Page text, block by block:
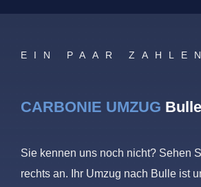
EIN PAAR
CARBONIE UMZUG Bulle
Sie kennen uns noch nicht? Sehen
rechts an. Ihr Umzug nach Bulle ist